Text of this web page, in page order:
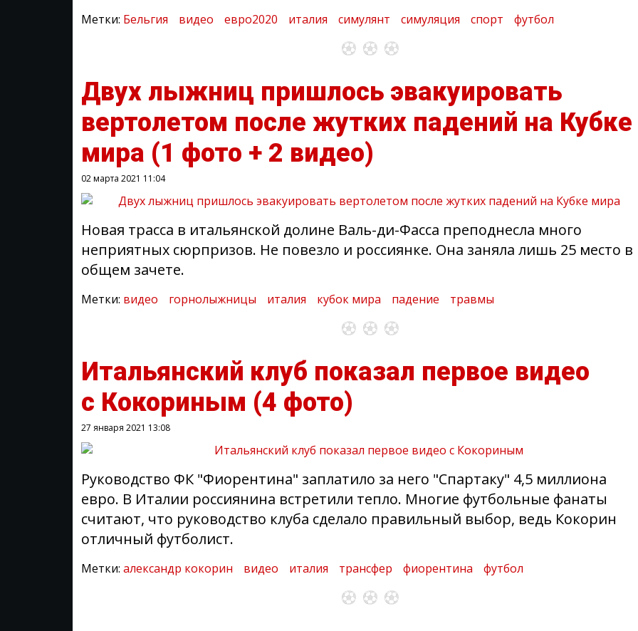
Метки: Бельгия видео евро2020 италия симулянт симуляция спорт футбол
Двух лыжниц пришлось эвакуировать
вертолетом после жутких падений на Кубке
мира (1 фото + 2 видео)
02 марта 2021 11:04
Новая трасса в итальянской долине Валь-ди-Фасса преподнесла много
неприятных сюрпризов. Не повезло и россиянке. Она заняла лишь 25 место в
общем зачете.
Метки: видео горнолыжницы италия кубок мира падение травмы
Итальянский клуб показал первое видео
с Кокориным (4 фото)
27 января 2021 13:08
Руководство ФК "Фиорентина" заплатило за него "Спартаку" 4,5 миллиона
евро. В Италии россиянина встретили тепло. Многие футбольные фанаты
считают, что руководство клуба сделало правильный выбор, ведь Кокорин
отличный футболист.
Метки: александр кокорин видео италия трансфер фиорентина футбол